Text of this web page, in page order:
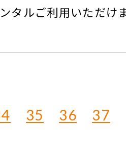
タルご利用いただけ
35 36 37